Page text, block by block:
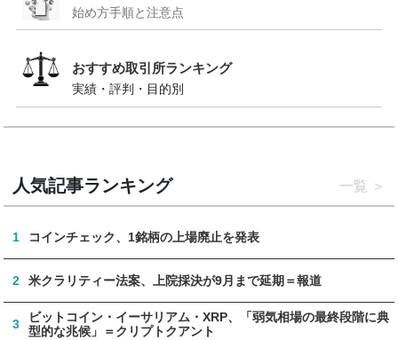
始め方手順と注意点
おすすめ取引所ランキング
実績・評判・目的別
人気記事ランキング 一覧
1 コインチェック、1銘柄の上場廃止を発表
2 米クラリティー法案、上院採決が9月まで延期＝報道
3
ビットコイン・イーサリアム・XRP、「弱気相場の最終段階に典
型的な兆候」＝クリプトクアント